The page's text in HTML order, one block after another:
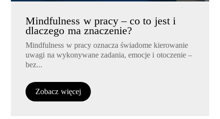
Mindfulness w pracy – co to jest i
dlaczego ma znaczenie?
Mindfulness w pracy oznacza świadome kierowanie
uwagi na wykonywane zadania, emocje i otoczenie –
bez...
Zobacz więcej